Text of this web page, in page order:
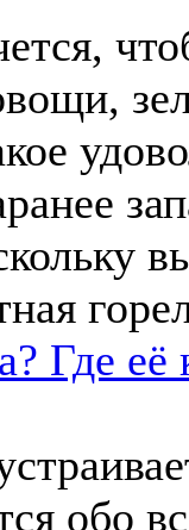
Где её
обо